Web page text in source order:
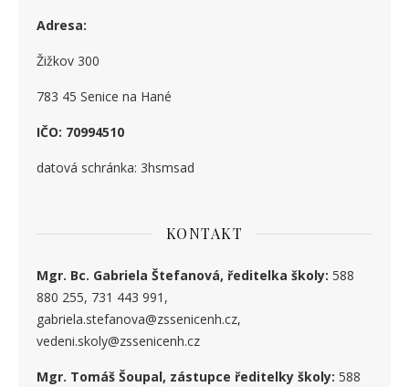
Adresa:
Žižkov 300
783 45 Senice na Hané
IČO: 70994510
datová schránka: 3hsmsad
KONTAKT
Mgr. Bc. Gabriela Štefanová, ředitelka školy: 588
880 255, 731 443 991,
gabriela.stefanova@zssenicenh.cz,
vedeni.skoly@zssenicenh.cz
Mgr. Tomáš Šoupal, zástupce ředitelky školy: 588